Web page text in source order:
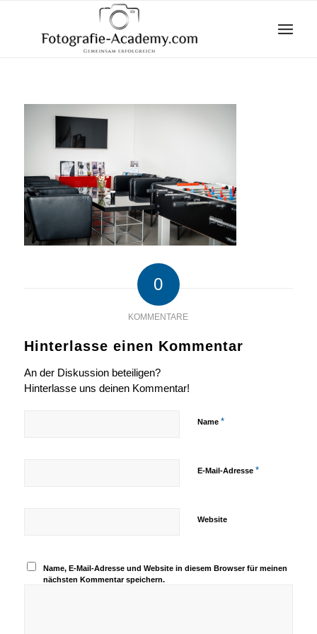
0
KOMMENTARE
Hinterlasse einen Kommentar
An der Diskussion beteiligen?
Hinterlasse uns deinen Kommentar!
Name *
E-Mail-Adresse *
Website
Name, E-Mail-Adresse und Website in diesem Browser für meinen
nächsten Kommentar speichern.